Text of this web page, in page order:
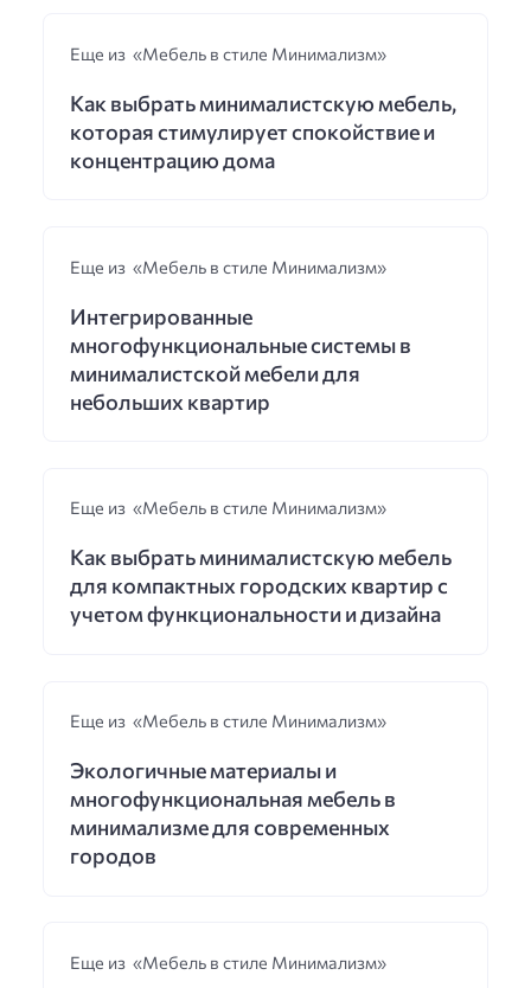
Еще из «Мебель в стиле Минимализм»
Как выбрать минималистскую мебель,
которая стимулирует спокойствие и
концентрацию дома
Еще из «Мебель в стиле Минимализм»
Интегрированные
многофункциональные системы в
минималистской мебели для
небольших квартир
Еще из «Мебель в стиле Минимализм»
Как выбрать минималистскую мебель
для компактных городских квартир с
учетом функциональности и дизайна
Еще из «Мебель в стиле Минимализм»
Экологичные материалы и
многофункциональная мебель в
минимализме для современных
городов
Еще из «Мебель в стиле Минимализм»